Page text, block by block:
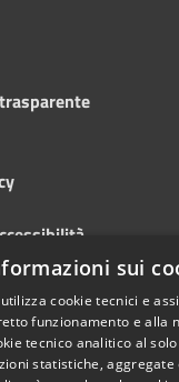
sui
cookie tecnici e
funzionamento e alla
tecnico analitico al
statistiche, aggregate